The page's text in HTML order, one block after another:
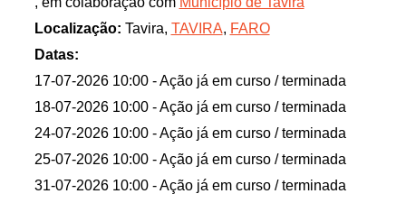
que contribuem para um oceano rico e saudável.
Para além disso, iremos abordar as algas e a sua
integração na nossa dieta, de modo a criar hábitos
mais sustentáveis e nutritivos. Atividade dinamizada
em parceria com a Câmara Municipal de Tavira e a
Localização: Tavira, TAVIRA, FARO
Datas:
17-07-2026 10:00 - Ação já em curso / terminada
18-07-2026 10:00 - Ação já em curso / terminada
24-07-2026 10:00 - Ação já em curso / terminada
25-07-2026 10:00 - Ação já em curso / terminada
31-07-2026 10:00 - Ação já em curso / terminada